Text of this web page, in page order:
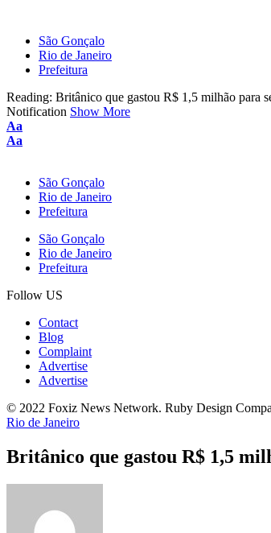
São Gonçalo
Rio de Janeiro
Prefeitura
Reading: Britânico que gastou R$ 1,5 milhão para
Notification Show More
Aa
Aa
São Gonçalo
Rio de Janeiro
Prefeitura
São Gonçalo
Rio de Janeiro
Prefeitura
Follow US
Contact
Blog
Complaint
Advertise
Advertise
© 2022 Foxiz News Network. Ruby Design
Rio de Janeiro
Britânico que gastou R$ 1,5